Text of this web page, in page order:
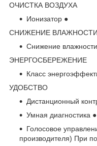
ОЧИСТКА ВОЗДУХА
Ионизатор ●
СНИЖЕНИЕ ВЛАЖНОСТИ
Снижение
ЭНЕРГОСБЕРЕЖЕНИЕ
Класс
УДОБСТВО
Дистанционный
Умная диагностика ●
Голосовое
производителя) При